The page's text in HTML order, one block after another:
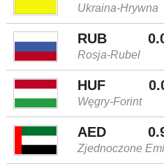
Ukraina-Hrywna
RUB
Rosja-Rubel
HUF
Węgry-Forint
AED
Zjednoczone